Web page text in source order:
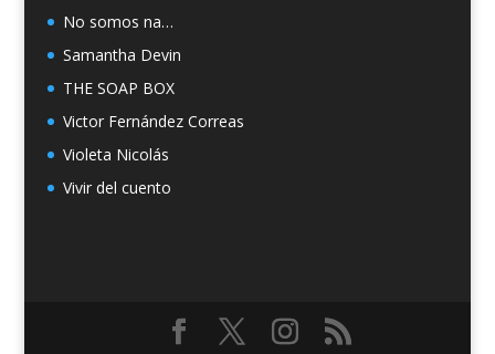
No somos na…
Samantha Devin
THE SOAP BOX
Victor Fernández Correas
Violeta Nicolás
Vivir del cuento